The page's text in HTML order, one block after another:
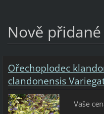
Nově
Ořechoplodec
clandonensis
Vaše